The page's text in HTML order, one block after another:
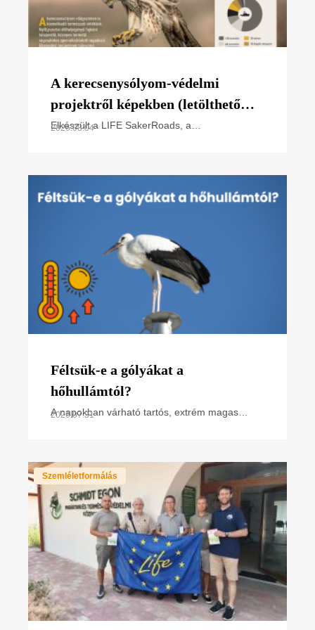
A kerecsenysólyom-védelmi
projektről képekben (letölthető
poszter)
Elkészült a LIFE SakerRoads, a
2026.08.04
Féltsük-e a gólyákat a
hőhullámtól?
A napokban várható tartós, extrém magas
2026.07.31
Szemléletformálás